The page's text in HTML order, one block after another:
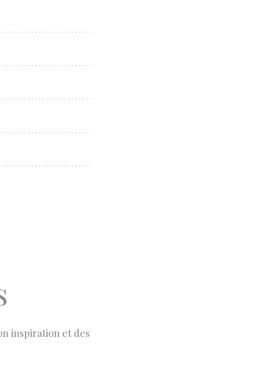
inspiration et des